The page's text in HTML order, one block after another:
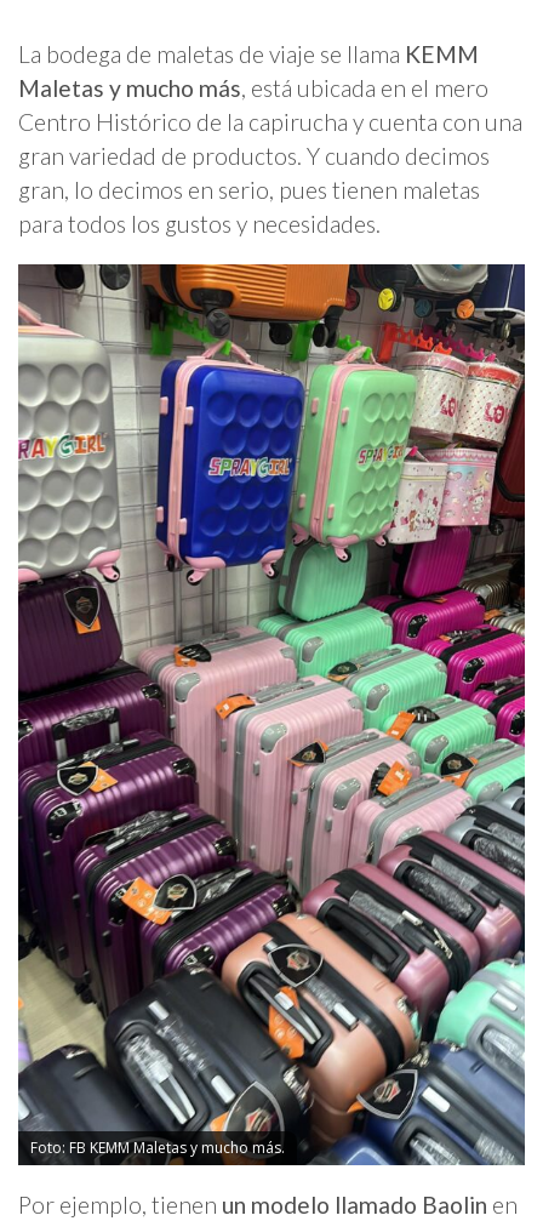
La bodega de maletas de viaje se llama KEMM
Maletas y mucho más, está ubicada en el mero
Centro Histórico de la capirucha y cuenta con una
gran variedad de productos. Y cuando decimos
gran, lo decimos en serio, pues tienen maletas
para todos los gustos y necesidades.
Foto: FB KEMM Maletas y mucho más.
Por ejemplo, tienen un modelo llamado Baolin en